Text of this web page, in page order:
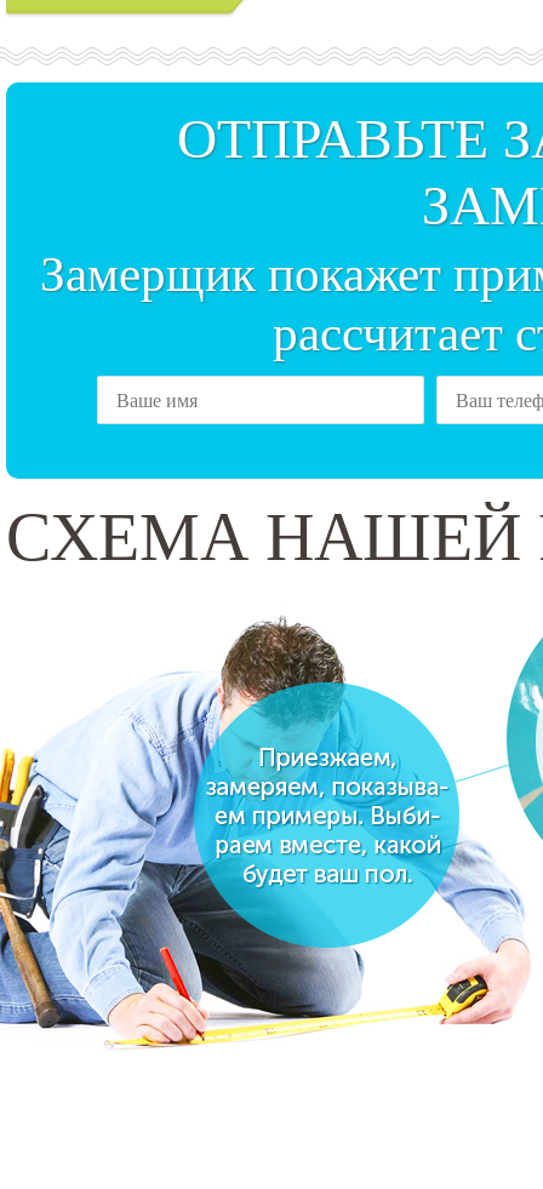
ОТПРАВЬТЕ
Замерщик покажет
рассчитает
СХЕМА НАШЕЙ